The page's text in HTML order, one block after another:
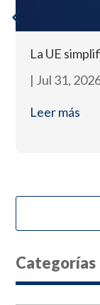
La UE
| Jul 31,
Leer más
Categorías